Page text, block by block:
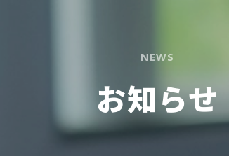
NEWS
お知らせ